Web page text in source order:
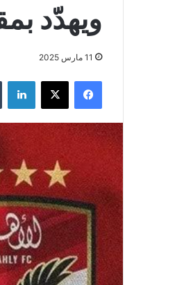
ويهدّد
11 مارس 2025
فيسبوك ‫X